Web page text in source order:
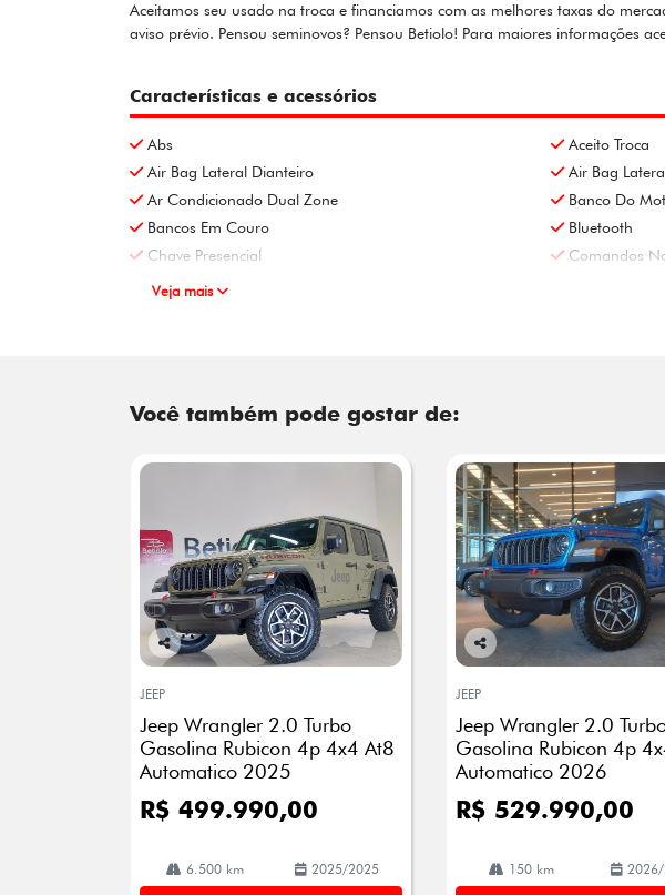
Aceitamos seu usado na troca e financiamos com as melhores taxas do
aviso prévio. Pensou seminovos? Pensou Betiolo! Para maiores informações
Características e acessórios
Abs Aceito Troca
Air Bag Lateral Dianteiro
Air Bag
Ar Condicionado Dual Zone
Banco Do
Bancos Em Couro
Bluetooth
Chave Presencial
Comandos
Veja mais
Você também pode gostar de:
Co
arti
lhe
JEEP
Jeep Wrangler 2.0 Turbo
Gasolina Rubicon 4p 4x4 At8
Automatico 2025
R$ 499.990,00
6.500 km 2025/2025
Co
arti
lhe
JEEP
Jeep Wrangler 2.0
Gasolina Rubicon 4p
Automatico 2026
R$ 529.990,00
150 km 2026/